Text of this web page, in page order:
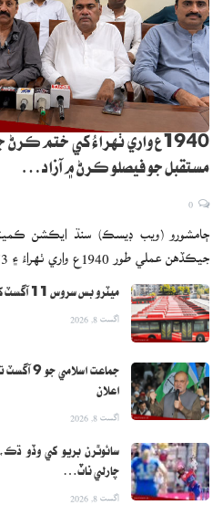
1940ع واري ٺهراءُ کي ختم
مستقبل جو فيصلو ڪرڻ ۾ آزاد…
ڄامشورو (ويب ڊيسڪ) سنڌ ايڪشن
جيڪڏهن عملي طور 1940ع واري ٺهراءُ ۽ 1973ع جي آئين کي…
ميٽرو بس سروس 11 آگسٽ کان بند ڪرڻ جو اعلان
اگست 8, 2026
جماعت
اعلان
اگست 8, 2026
سائوٿرن بريو کي وڏو ڌڪ،
چارلي ناٽ…
اگست 8, 2026